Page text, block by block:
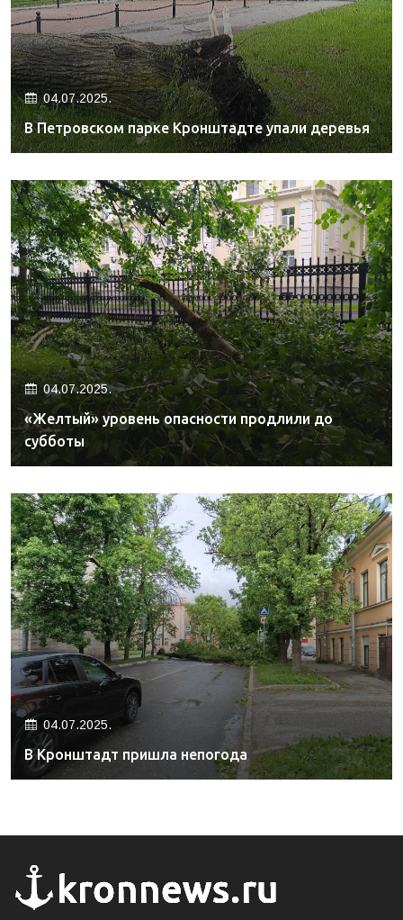
04.07.2025.
В Петровском парке Кронштадте упали деревья
04.07.2025.
«Желтый» уровень опасности продлили до
субботы
04.07.2025.
В Кронштадт пришла непогода